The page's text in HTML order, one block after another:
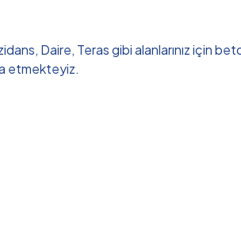
Daire, Teras gibi alanlarınız için
etmekteyiz.